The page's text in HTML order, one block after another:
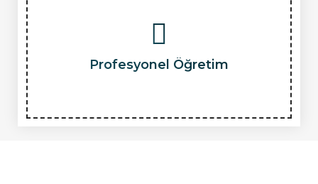
Profesyonel Öğretim